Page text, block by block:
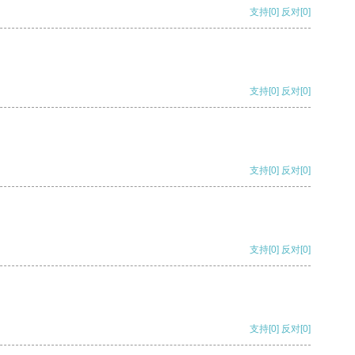
支持[0] 反对[0]
支持[0] 反对[0]
支持[0] 反对[0]
支持[0] 反对[0]
支持[0] 反对[0]